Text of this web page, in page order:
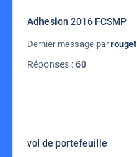
Adhesion 2016 FCSMP
Dernier message parrouget
Réponses :60
vol de portefeuille